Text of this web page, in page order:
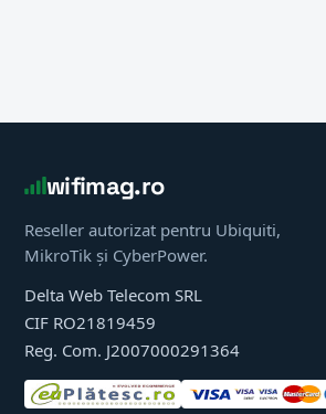
wifimag.ro
Reseller autorizat pentru Ubiquiti,
MikroTik și CyberPower.
Delta Web Telecom SRL
CIF RO21819459
Reg. Com. J2007000291364